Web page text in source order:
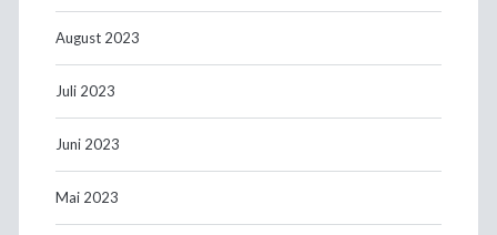
August 2023
Juli 2023
Juni 2023
Mai 2023